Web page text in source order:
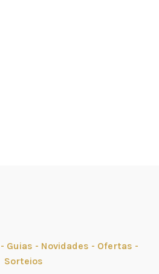
Guias - Novidades - Ofertas -
Sorteios